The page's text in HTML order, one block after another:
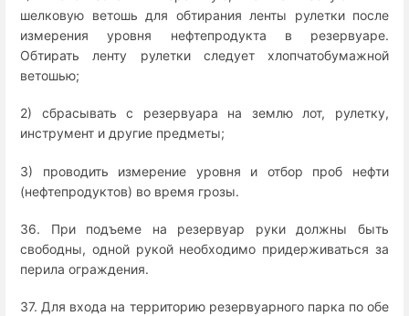
шелковую ветошь для обтирания ленты рулетки после
измерения уровня нефтепродукта в резервуаре.
Обтирать ленту рулетки следует хлопчатобумажной
ветошью;
2) сбрасывать с резервуара на землю лот, рулетку,
инструмент и другие предметы;
3) проводить измерение уровня и отбор проб нефти
(нефтепродуктов) во время грозы.
36. При подъеме на резервуар руки должны быть
свободны, одной рукой необходимо придерживаться за
перила ограждения.
37. Для входа на территорию резервуарного парка по обе